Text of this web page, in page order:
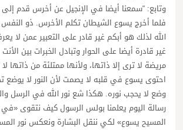
وتابع: “سمعنا أيضا في الإنجيل عن أخرس قدم
فلما أخرج يسوع الشيطان تكلم الأخرس. ذو النفس
الله لذلك هو أبكم غير قادر على التعبير عمن لا
غير قادرة أيضا على الحوار وتبادل الخبرات بين
مريضة لا ترى إلا ذاتها، ولأنها ممتلئة من ذاتها
احتوى يسوع في قلبه لا يصمت لأن النور لا يوضع
وضع لا يحجب نوره. هكذا شع نور الله في الرسل
رسالة اليوم يعلمنا بولس الرسول كيف نتقوى
المسيح يسوع» لكي ننقل البشارة ونعكس نور